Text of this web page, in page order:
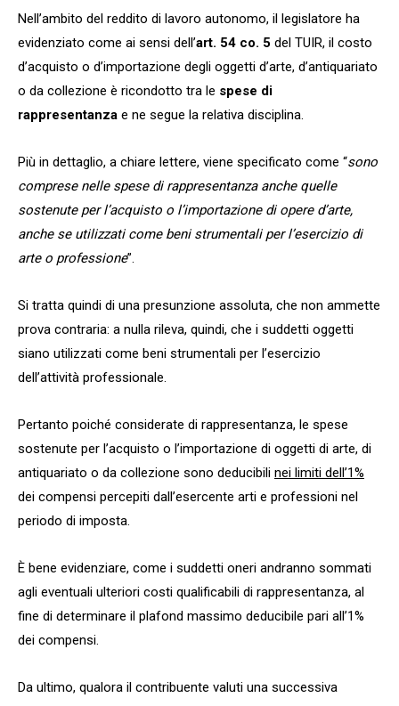
Nell’ambito del reddito di lavoro autonomo, il legislatore ha
evidenziato come ai sensi dell’art. 54 co. 5 del TUIR, il costo
d’acquisto o d’importazione degli oggetti d’arte, d’antiquariato
o da collezione è ricondotto tra le spese di
rappresentanza e ne segue la relativa disciplina.
Più in dettaglio, a chiare lettere, viene specificato come “sono
comprese nelle spese di rappresentanza anche quelle
sostenute per l’acquisto o l’importazione di opere d’arte,
anche se utilizzati come beni strumentali per l’esercizio di
arte o professione”.
Si tratta quindi di una presunzione assoluta, che non ammette
prova contraria: a nulla rileva, quindi, che i suddetti oggetti
siano utilizzati come beni strumentali per l’esercizio
dell’attività professionale.
Pertanto poiché considerate di rappresentanza, le spese
sostenute per l’acquisto o l’importazione di oggetti di arte, di
antiquariato o da collezione sono deducibili nei limiti dell’1%
dei compensi percepiti dall’esercente arti e professioni nel
periodo di imposta.
È bene evidenziare, come i suddetti oneri andranno sommati
agli eventuali ulteriori costi qualificabili di rappresentanza, al
fine di determinare il plafond massimo deducibile pari all’1%
dei compensi.
Da ultimo, qualora il contribuente valuti una successiva